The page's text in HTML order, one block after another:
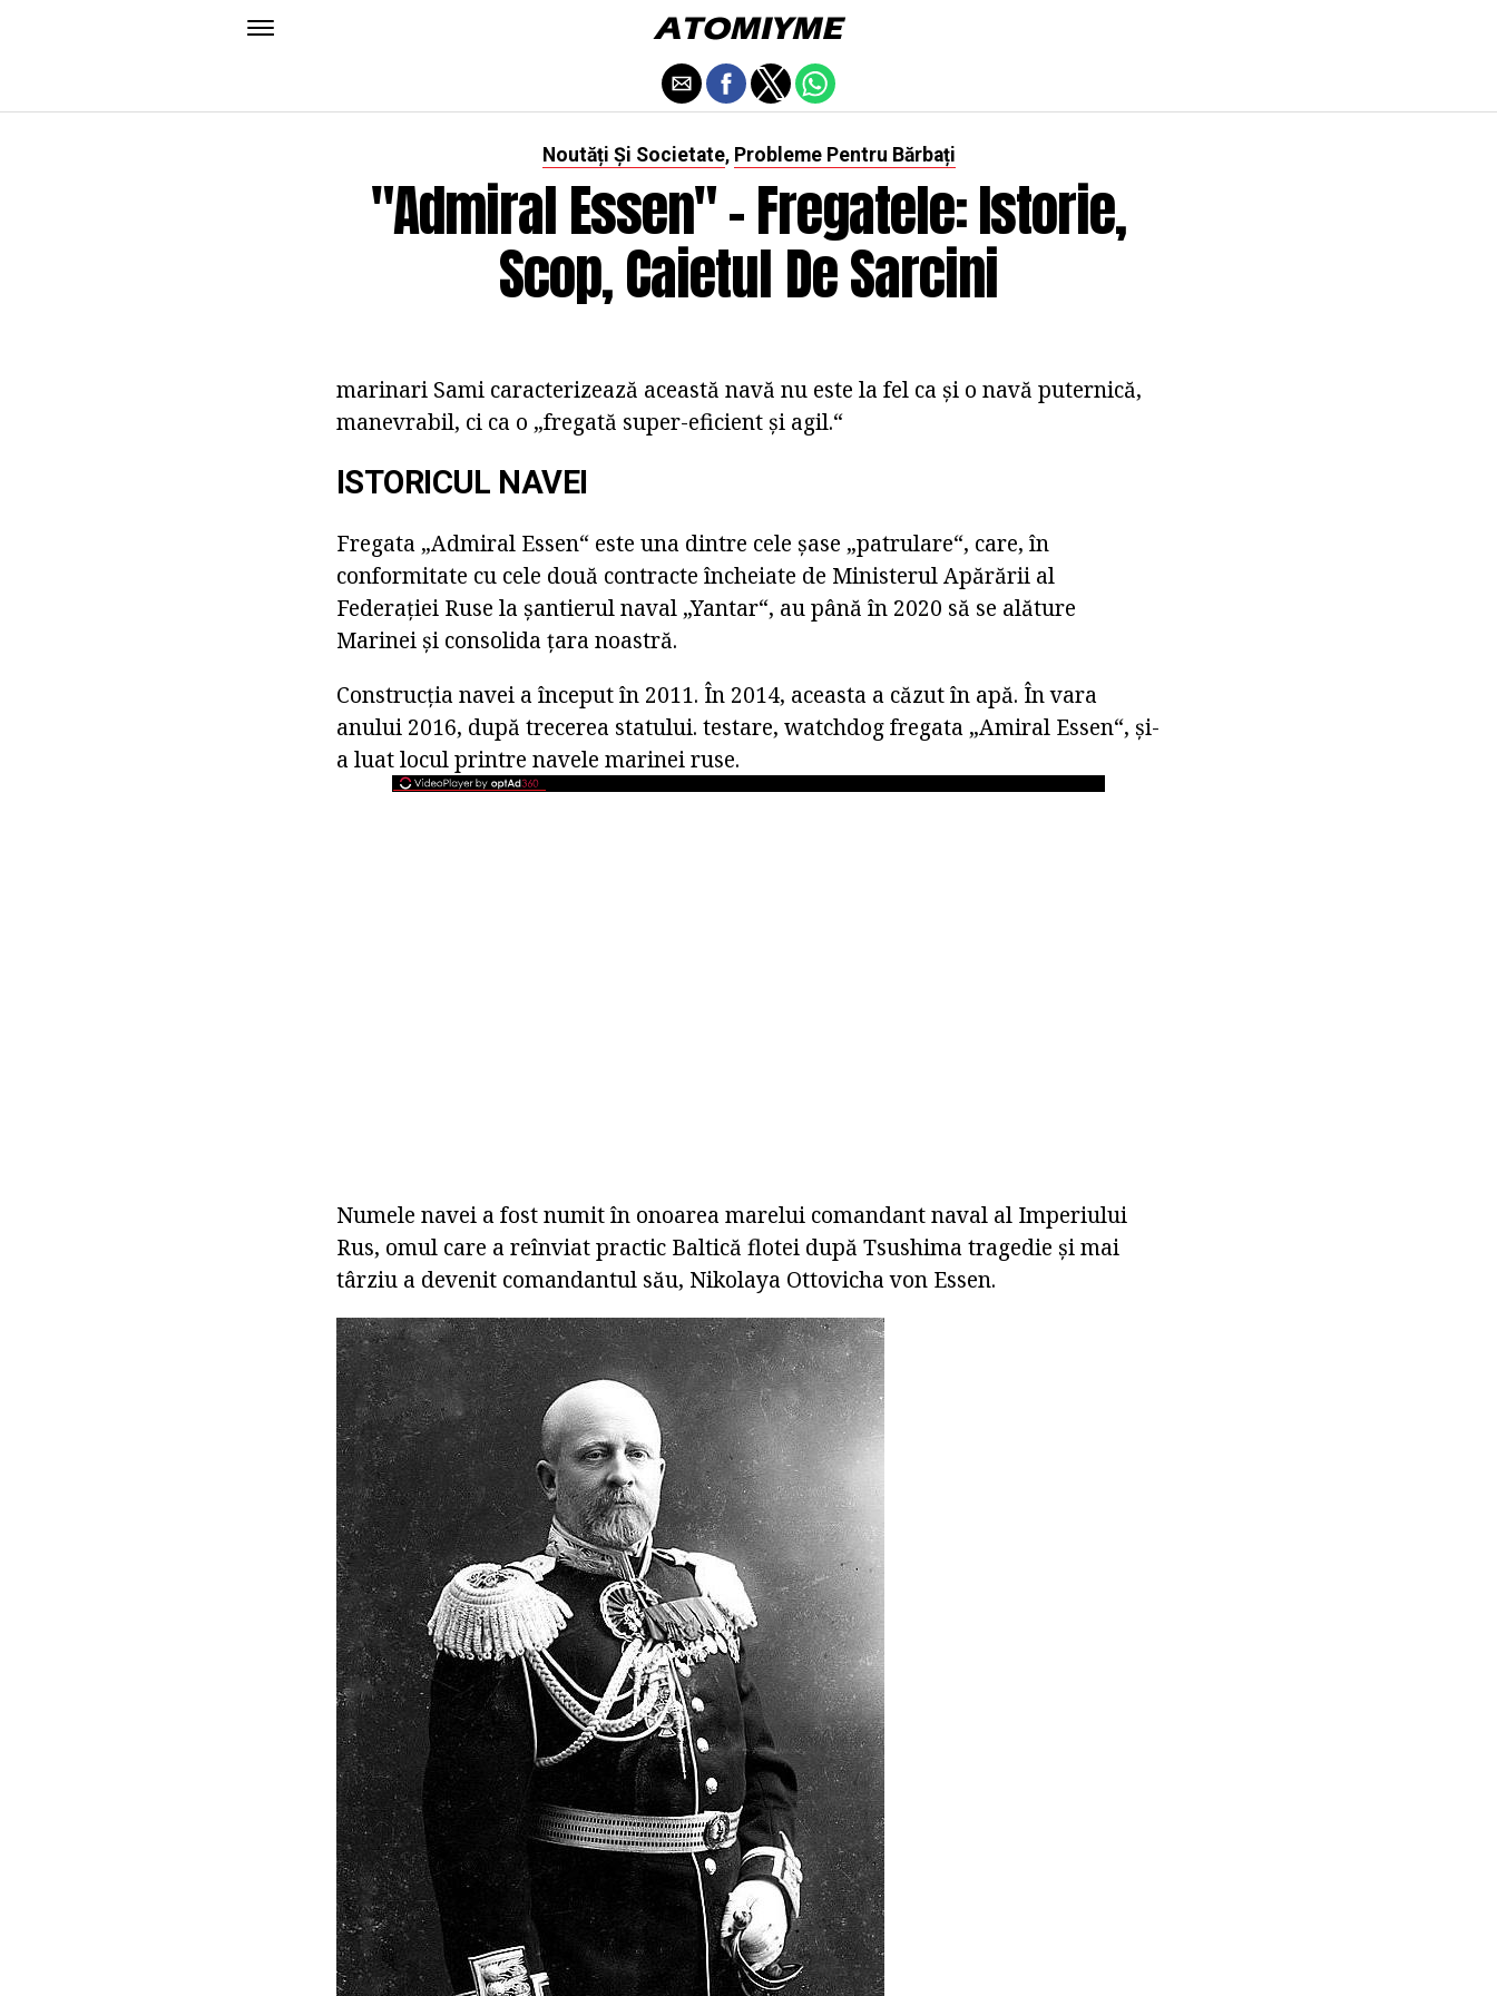
Noutăți Și Societate, Probleme Pentru Bărbați
"Admiral Essen" - Fregatele: Istorie,
Scop, Caietul De Sarcini
marinari Sami caracterizează această navă nu este la fel ca și o navă puternică,
manevrabil, ci ca o „fregată super-eficient și agil.“
ISTORICUL NAVEI
Fregata „Admiral Essen“ este una dintre cele șase „patrulare“, care, în
conformitate cu cele două contracte încheiate de Ministerul Apărării al
Federației Ruse la șantierul naval „Yantar“, au până în 2020 să se alăture
Marinei și consolida țara noastră.
Construcția navei a început în 2011. În 2014, aceasta a căzut în apă. În vara
anului 2016, după trecerea statului. testare, watchdog fregata „Amiral Essen“, și-
a luat locul printre navele marinei ruse.
Numele navei a fost numit în onoarea marelui comandant naval al Imperiului
Rus, omul care a reînviat practic Baltică flotei după Tsushima tragedie și mai
târziu a devenit comandantul său, Nikolaya Ottovicha von Essen.